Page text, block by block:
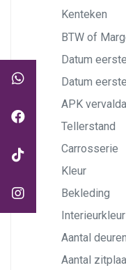
Kenteken
BTW of
Datum
Datum
APK
Tellerstand
Carrosserie
Kleur
Bekleding
Interieurkleur
Aantal deuren
Aantal